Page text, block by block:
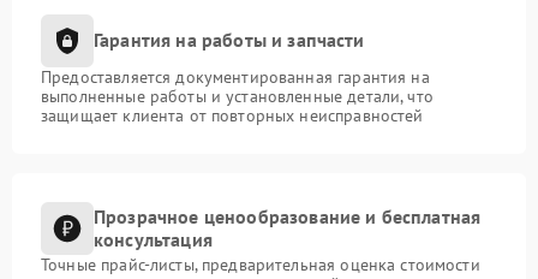
Гарантия на работы и запчасти
Предоставляется документированная гарантия на
выполненные работы и установленные детали, что
защищает клиента от повторных неисправностей
Прозрачное ценообразование и бесплатная
консультация
Точные прайс-листы, предварительная оценка стоимости